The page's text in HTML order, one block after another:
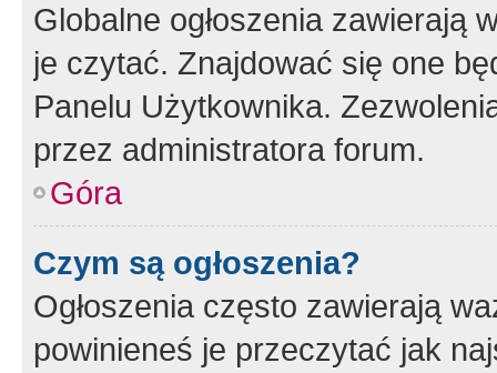
Globalne ogłoszenia zawierają
je czytać. Znajdować się one
Panelu Użytkownika.
przez administratora forum.
Góra
Czym są ogłoszenia?
Ogłoszenia często zawierają
powinieneś je przeczytać jak